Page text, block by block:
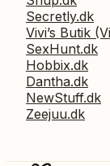
Secretly.dk
Vivi’s Butik
SexHunt.dk
Hobbix.dk
Dantha.dk
NewStuff.dk
Zeejuu.dk